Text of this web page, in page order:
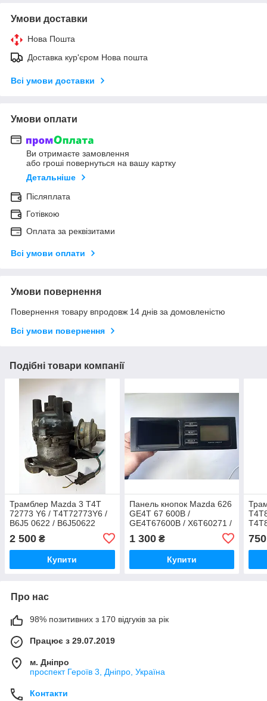
Умови доставки
Нова Пошта
Доставка кур'єром Нова пошта
Всі умови доставки
Умови оплати
Ви отримаєте замовлення
або гроші повернуться на вашу картку
Детальніше
Післяплата
Готівкою
Оплата за реквізитами
Всі умови оплати
Умови повернення
Повернення товару впродовж 14 днів за домовленістю
Всі умови повернення
Подібні товари компанії
Трамблер Mazda 3 T4T
72773 Y6 / T4T72773Y6 /
B6J5 0622 / B6J50622
2 500 ₴
Купити
Панель кнопок Mazda 626
GE4T 67 600B /
GE4T67600B / X6T60271 /
1 300₴
Купити
750
Про нас
98% позитивних з 170 відгуків за рік
Працює з 29.07.2019
м. Дніпро
проспект Героїв 3, Дніпро, Україна
Контакти